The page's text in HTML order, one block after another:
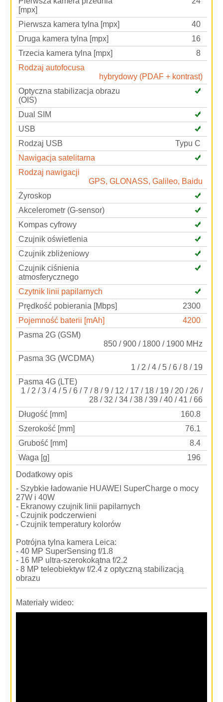
[mpx]
Pierwsza kamera tylna [mpx]
40
Druga kamera tylna [mpx]
16
Trzecia kamera tylna [mpx]
8
Rodzaj autofocusa
hybrydowy (PDAF + kontrast)
Optyczna stabilizacja obrazu
(OIS)
Dual SIM
USB
Rodzaj USB
Typu C
Nawigacja satelitarna
Rodzaj nawigacji
GPS, GLONASS, Galileo, Baidu
Żyroskop
Akcelerometr (G-sensor)
Kompas cyfrowy
Czujnik oświetlenia
Czujnik zbliżeniowy
Czujnik ciśnienia
atmosferycznego
Czytnik linii papilarnych
Prędkość pobierania [Mbps]
2300
Pojemność baterii [mAh]
4200
Pasma 2G (GSM)
850 / 900 / 1800 / 1900 MHz
Pasma 3G (WCDMA)
1 / 2 / 4 / 5 / 6 / 8 / 19
Pasma 4G (LTE)
1 / 2 / 3 / 4 / 5 / 6 / 7 / 8 / 9 / 12 / 17 / 18 / 19 / 20 / 26 /
28 / 32 / 34 / 38 / 39 / 40 / 41 / 66
Długość [mm]
160.8
Szerokość [mm]
76.1
Grubość [mm]
8.4
Waga [g]
196
Dodatkowy opis
- Szybkie ładowanie HUAWEI SuperCharge o mocy
27W i 40W
- Ekranowy czujnik linii papilarnych
- Czujnik podczerwieni
- Czujnik temperatury kolorów
Potrójna tylna kamera Leica:
- 40 MP SuperSensing f/1.8
- 16 MP ultra-szerokokątna f/2.2
- 8 MP teleobiektyw f/2.4 z optyczną stabilizacją
obrazu
Materiały wideo: